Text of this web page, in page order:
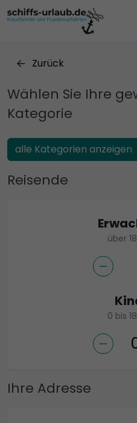
Zurück
Wählen Sie Ihre
Kategorie
alle Kategorien anzeigen
Reisende
über
0 bis
Ihre Adresse